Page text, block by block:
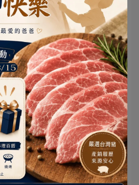
之王：松阪豬肉的醇厚風